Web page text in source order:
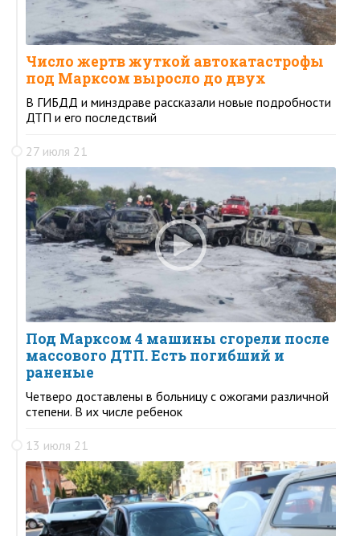
Число жертв жуткой автокатастрофы
под Марксом выросло до двух
В ГИБДД и минздраве рассказали новые подробности
ДТП и его последствий
27 июля 21
Под Марксом 4 машины сгорели после
массового ДТП. Есть погибший и
раненые
Четверо доставлены в больницу с ожогами различной
степени. В их числе ребенок
13 июля 21